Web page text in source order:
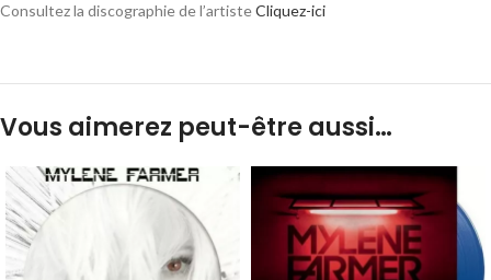
Consultez la discographie de l’artisteCliquez-ici
Vous aimerez peut-être aussi…